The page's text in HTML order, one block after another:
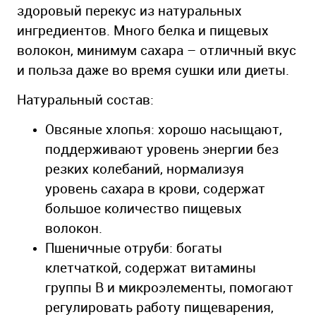
здоровый перекус из натуральных
ингредиентов. Много белка и пищевых
волокон, минимум сахара – отличный вкус
и польза даже во время сушки или диеты.
Натуральный состав:
Овсяные хлопья: хорошо насыщают,
поддерживают уровень энергии без
резких колебаний, нормализуя
уровень сахара в крови, содержат
большое количество пищевых
волокон.
Пшеничные отруби: богаты
клетчаткой, содержат витамины
группы В и микроэлементы, помогают
регулировать работу пищеварения,